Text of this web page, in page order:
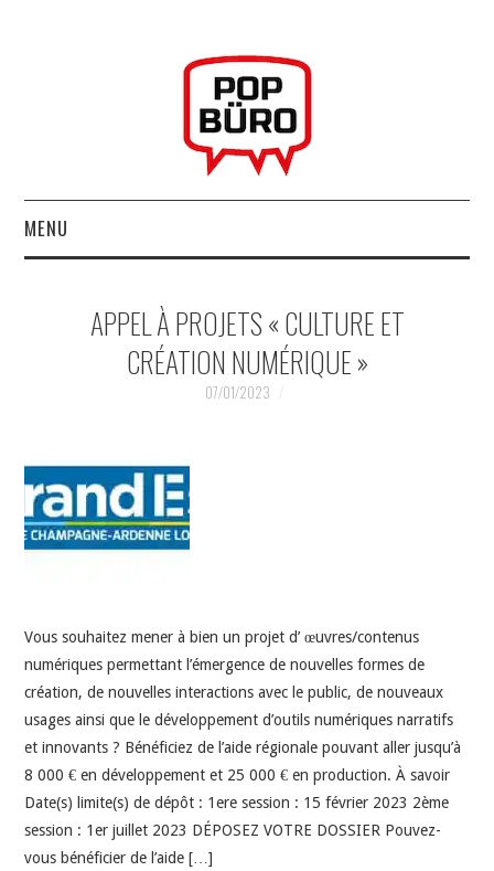
MENU
MUSIQUESACTUELLES.NET
INDÉPENDANTS
APPEL À PROJETS « CULTURE ET
CRÉATION NUMÉRIQUE »
07/01/2023
Vous souhaitez mener à bien un projet d’ œuvres/contenus
numériques permettant l’émergence de nouvelles formes de
création, de nouvelles interactions avec le public, de nouveaux
usages ainsi que le développement d’outils numériques narratifs
et innovants ? Bénéficiez de l’aide régionale pouvant aller jusqu’à
8 000 € en développement et 25 000 € en production. À savoir
Date(s) limite(s) de dépôt : 1ere session : 15 février 2023 2ème
session : 1er juillet 2023 DÉPOSEZ VOTRE DOSSIER Pouvez-
vous bénéficier de l’aide […]